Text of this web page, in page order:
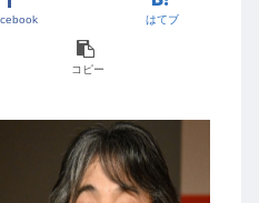
はてブ
コピー